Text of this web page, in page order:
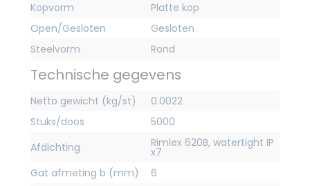
Kopvorm
Platte kop
Open/Gesloten
Gesloten
Steelvorm
Rond
Technische gegevens
Netto gewicht (kg/st)
0.0022
Stuks/doos
5000
Afdichting
Rimlex 620B, watertight IP
x7
Gat afmeting b (mm)
6